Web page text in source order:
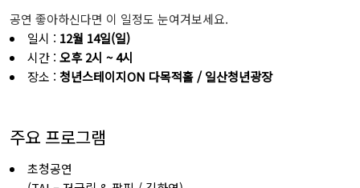
공연 좋아하신다면 이 일정도 눈여겨보세요.
일시 : 12월 14일(일)
시간 : 오후 2시 ~ 4시
장소 : 청년스테이지ON 다목적홀 / 일산청년광장
주요 프로그램
초청공연